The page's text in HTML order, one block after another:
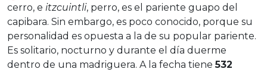
cerro, e itzcuintli, perro, es el pariente guapo del
capibara. Sin embargo, es poco conocido, porque su
personalidad es opuesta a la de su popular pariente.
Es solitario, nocturno y durante el día duerme
dentro de una madriguera. A la fecha tiene532